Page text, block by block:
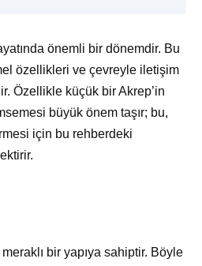
önemli bir dönemdir. Bu
özellikleri ve çevreyle iletişim
Özellikle küçük bir Akrep’in
büyük önem taşır; bu,
için bu rehberdeki
bir yapıya sahiptir. Böyle